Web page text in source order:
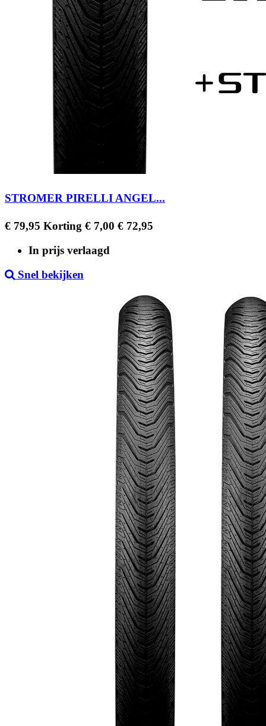
STROMER PIRELLI ANGEL...
Regular
€ 79,95 Korting € 7,00 Prijs
€ 72,95
In prijs verlaagd
Snel bekijken